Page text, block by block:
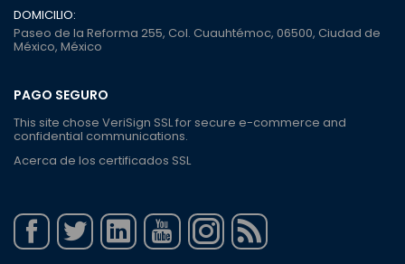
DOMICILIO:
Paseo de la Reforma 255, Col. Cuauhtémoc, 06500, Ciudad de
México, México
PAGO SEGURO
This site chose VeriSign SSL for secure e-commerce and
confidential communications.
Acerca de los certificados SSL